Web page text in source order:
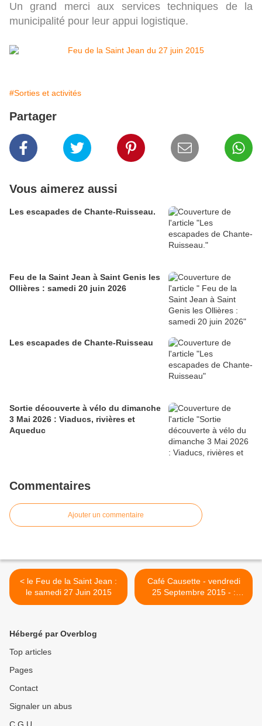
Un grand merci aux services techniques de la
municipalité pour leur appui logistique.
#Sorties et activités
Partager
Vous aimerez aussi
Les escapades de Chante-Ruisseau.
Feu de la Saint Jean à Saint Genis les
Ollières : samedi 20 juin 2026
Les escapades de Chante-Ruisseau
Sortie découverte à vélo du dimanche
3 Mai 2026 : Viaducs, rivières et
Aqueduc
Commentaires
Ajouter un commentaire
< le Feu de la Saint Jean :
le samedi 27 Juin 2015
Café Causette - vendredi
25 Septembre 2015 - :
"Jardiner autrement". >
Hébergé par Overblog
Top articles
Pages
Contact
Signaler un abus